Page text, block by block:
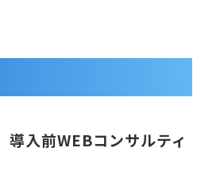
導入前WEBコンサルティ